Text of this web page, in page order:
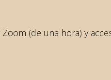
(de una hora) y